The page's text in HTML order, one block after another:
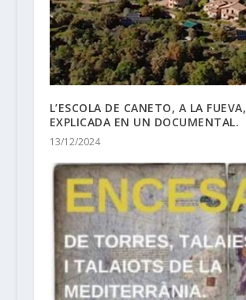
L’ESCOLA DE CANETO, A LA FUEVA,
EXPLICADA EN UN DOCUMENTAL.
13/12/2024